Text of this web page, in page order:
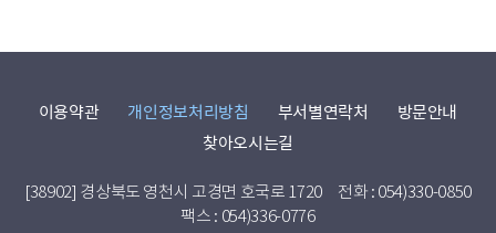
이용약관 개인정보처리방침 부서별연락처
방문안내
찾아오시는길
[38902] 경상북도 영천시 고경면 호국로 1720
전화 : 054)330-0850
팩스 : 054)336-0776